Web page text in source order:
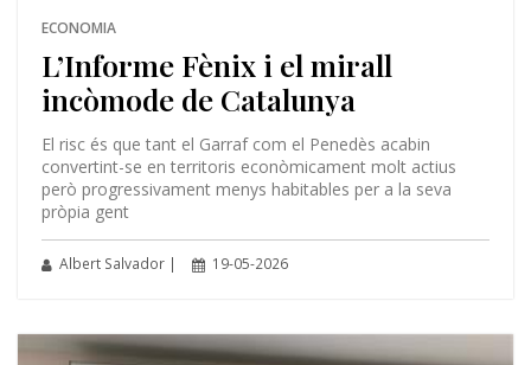
ECONOMIA
L’Informe Fènix i el mirall
incòmode de Catalunya
El risc és que tant el Garraf com el Penedès acabin
convertint-se en territoris econòmicament molt actius
però progressivament menys habitables per a la seva
pròpia gent
Albert Salvador | 19-05-2026